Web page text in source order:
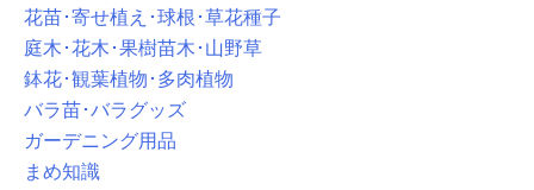
花苗･寄せ植え･球根･草花種子
庭木･花木･果樹苗木･山野草
鉢花･観葉植物･多肉植物
バラ苗･バラグッズ
ガーデニング用品
まめ知識